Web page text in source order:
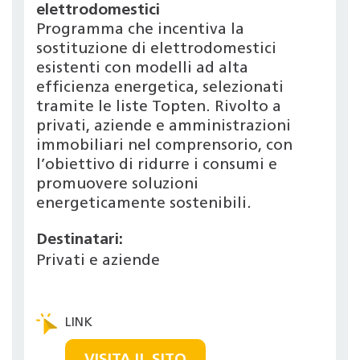
elettrodomestici
Programma che incentiva la
sostituzione di elettrodomestici
esistenti con modelli ad alta
efficienza energetica, selezionati
tramite le liste Topten. Rivolto a
privati, aziende e amministrazioni
immobiliari nel comprensorio, con
l’obiettivo di ridurre i consumi e
promuovere soluzioni
energeticamente sostenibili.
Destinatari:
Privati e aziende